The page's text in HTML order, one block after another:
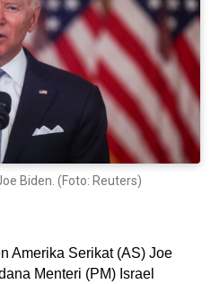
Biden. (Foto: Reuters)
Amerika Serikat (AS) Joe
Menteri (PM) Israel